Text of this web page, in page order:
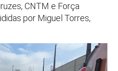
CNTM e Força
por Miguel Torres,